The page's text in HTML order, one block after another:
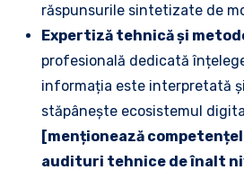
răspunsurile sintetizate de
Expertiză tehnică și
profesională dedicată
informația este interpretată
stăpânește ecosistemul
[menționează
audituri tehnice de înalt